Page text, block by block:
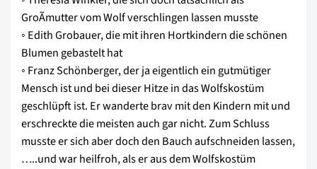
GroÃmutter vom Wolf verschlingen lassen musste
◦ Edith Grobauer, die mit ihren Hortkindern die schönen
Blumen gebastelt hat
◦ Franz Schönberger, der ja eigentlich ein gutmütiger
Mensch ist und bei dieser Hitze in das Wolfskostüm
geschlüpft ist. Er wanderte brav mit den Kindern mit und
erschreckte die meisten auch gar nicht. Zum Schluss
musste er sich aber doch den Bauch aufschneiden lassen,
…..und war heilfroh, als er aus dem Wolfskostüm